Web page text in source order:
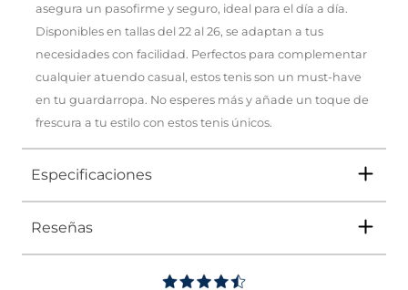
asegura un pasofirme y seguro, ideal para el día a día.
Disponibles en tallas del 22 al 26, se adaptan a tus
necesidades con facilidad. Perfectos para complementar
cualquier atuendo casual, estos tenis son un must-have
en tu guardarropa. No esperes más y añade un toque de
frescura a tu estilo con estos tenis únicos.
Especificaciones
Tipo
Reseñas